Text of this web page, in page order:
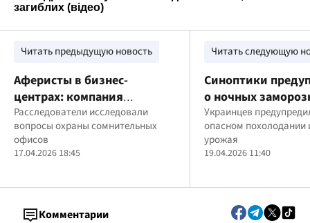
Читать предыдущую новость
Аферисты в бизнес-
центрах: компания
"Венбест" опровергает
причастность к охране
мошеннических "офисов"
Расследователи исследовали
вопросы охраны сомнительных
офисов
17.04.2026 18:45
Читать следующую
Синоптики
о ночных
в нескольких
Украинцев
опасном похолодании
урожая
19.04.2026 11:40
Комментарии